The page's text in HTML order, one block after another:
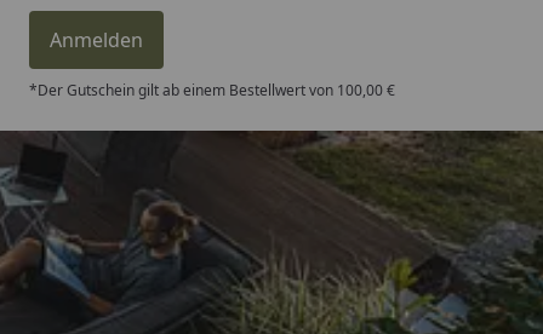
P301+P310 BEI VERSCHLUCKEN: Sofort
GIFTINFORMATIONSZENTRUM/Arzt
anrufen.
P331 KEIN Erbrechen herbeiführen.
P405 Unter Verschluss aufbewahren.
P501 Inhalt/Behälter gemäß dem
örtlichen Vorschriften der
Entsorgung/Verwertung zuführen.
Anmelden
*Der Gutschein gilt ab einem Bestellwert von 100,00 €
Trusted Shops
4,81/ 5